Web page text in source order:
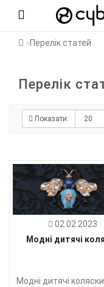
Перелік статей
Перелік
Показати:
02.02.2023
Модні дитячі
Модні дитячі коляски